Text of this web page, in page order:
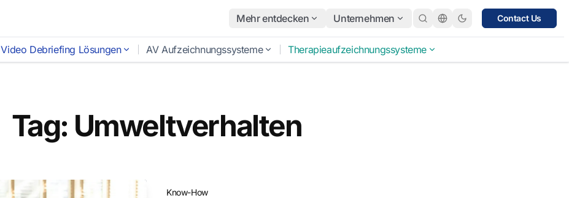
Mehr entdecken Unternehmen Contact Us
Video Debriefing Lösungen AV Aufzeichnungssysteme Therapieaufzeichnungssysteme
Tag: Umweltverhalten
Know-How